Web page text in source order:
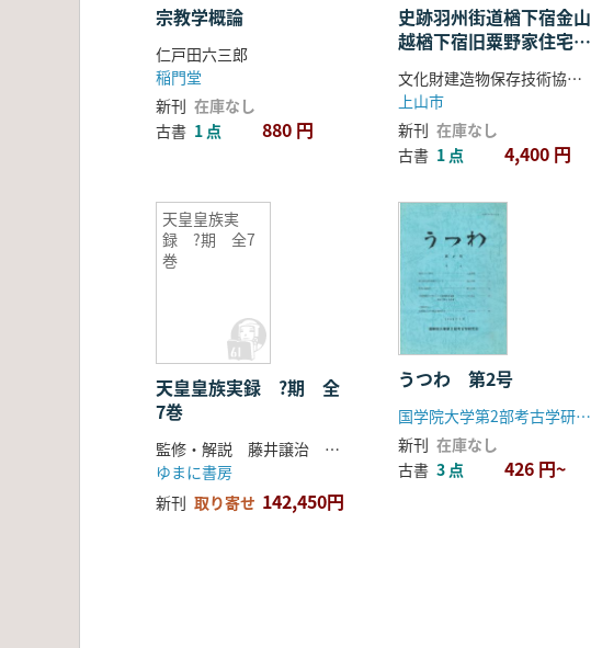
宗教学概論
仁戸田六三郎
稲門堂
新刊 在庫なし
古書 1 点 880 円
史跡羽州街道楢下宿金山
越楢下宿旧粟野家住宅
(庄内屋) 保存修理工事報
告書
文化財建造物保存技術協会編
上山市
新刊 在庫なし
古書 1 点 4,400 円
天皇皇族実
録 ?期 全7
巻
天皇皇族実録 ?期 全
7巻
監修・解説 藤井譲治 吉岡眞之
ゆまに書房
新刊 取り寄せ 142,450円
うつわ 第2号
国学院大学第2部考古学研究会
新刊 在庫なし
古書 3 点 426 円~